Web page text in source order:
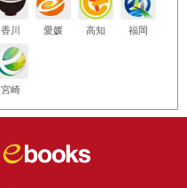
香川 愛媛 高知 福岡
宮崎